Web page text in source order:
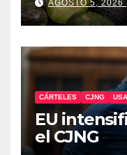
michoacano
AGOSTO 5, 2026
CÁRTELES CJNG USA
EU
el CJNG